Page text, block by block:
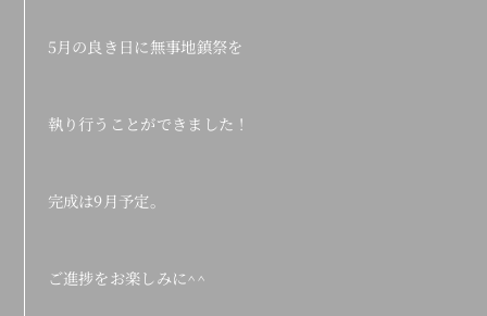
5月の良き日に無事地鎮祭を
執り行うことができました！
完成は9月予定。
ご進捗をお楽しみに^^